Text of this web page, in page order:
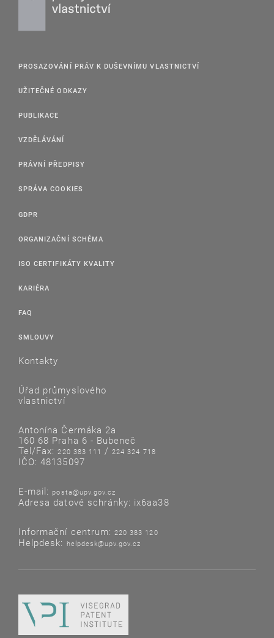
PROSAZOVÁNÍ PRÁV K DUŠEVNÍMU VLASTNICTVÍ
UŽITEČNÉ ODKAZY
PUBLIKACE
VZDĚLÁVÁNÍ
PRÁVNÍ PŘEDPISY
SPRÁVA COOKIES
GDPR
ORGANIZAČNÍ SCHÉMA
ISO CERTIFIKÁTY KVALITY
KARIÉRA
FAQ
SMLOUVY
Kontakty
Úřad průmyslového
vlastnictví
Antonína Čermáka 2a
160 68 Praha 6 - Bubeneč
Tel/Fax:220 383 111 /224 324 718
IČO: 48135097
E-mail: posta@upv.gov.cz
Adresa datové schránky: ix6aa38
Informační centrum: 220 383 120
Helpdesk: helpdesk@upv.gov.cz